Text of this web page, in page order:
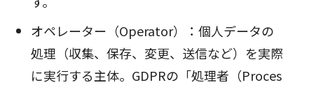
オペレーター（Operator）：個人データの
処理（収集、保存、変更、送信など）を実際
に実行する主体。GDPRの「処理者（Proces